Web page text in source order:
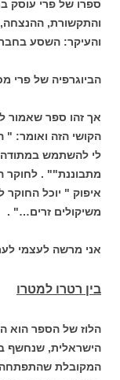
ספרו של פרי עוסק
והתקשורת,
והעיקר: השסע
הביוגרפיה של פרי
אך זהו ספר שאמור
הקושי הזה ואומר:
לי להשתמש במתודה
מתבוננת"" . לחוקר
איפוק " יוכל החוקר
משיקולים זרים…" .
אני מרשה לעצמי
בין רטרו למטרו
הלוז של הספר הוא
הישראלית, שנחשף
המקובלת שהתפתחה